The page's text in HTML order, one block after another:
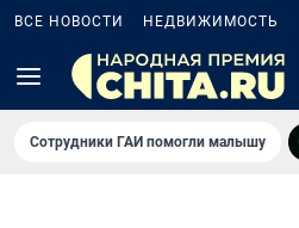
ВСЕ НОВОСТИ НЕДВИЖИМОСТЬ
Сотрудники ГАИ помогли малышу